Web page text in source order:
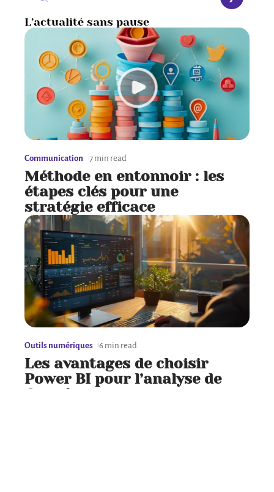
L’actualité sans pause
Communication 7 min read
Méthode en entonnoir : les
étapes clés pour une
stratégie efficace
Outils numériques 6 min read
Les avantages de choisir
Power BI pour l’analyse de
données